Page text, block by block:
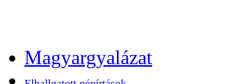
Magyargyalázat